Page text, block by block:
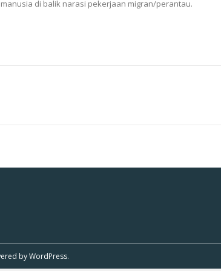
di balik narasi pekerjaan migran/perantau.
byWordPress.